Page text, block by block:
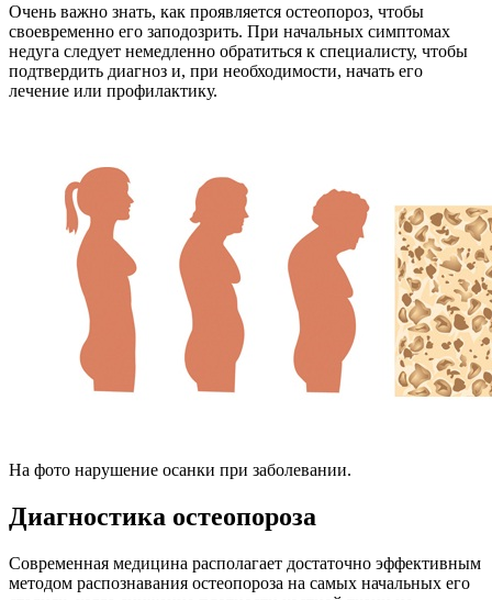
Очень важно знать, как проявляется остеопороз, чтобы
своевременно его заподозрить. При начальных симптомах
недуга следует немедленно обратиться к специалисту, чтобы
подтвердить диагноз и, при необходимости, начать его
лечение или профилактику.
На фото нарушение осанки при заболевании.
Диагностика остеопороза
Современная медицина располагает достаточно эффективным
методом распознавания остеопороза на самых начальных его